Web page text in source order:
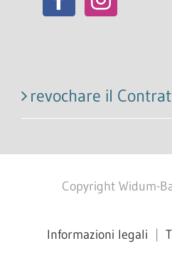
revochare il
Copyright Widum-
Informazioni legali